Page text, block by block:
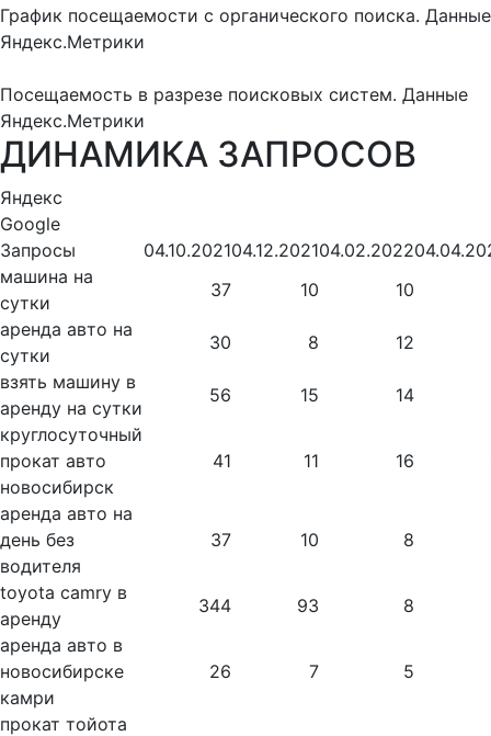
График посещаемости с органического поиска. Данные
Яндекс.Метрики
Посещаемость в разрезе поисковых систем. Данные
Яндекс.Метрики
ДИНАМИКА ЗАПРОСОВ
Яндекс
Google
Запросы
04.10.202104.12.202104.02.2022
машина на
сутки
37 10
10
аренда авто на
сутки
30 8
12
взять машину в
аренду на сутки
56 15
14
круглосуточный
прокат авто
новосибирск
41 11 16
аренда авто на
день без
водителя
37 10 8
toyota camry в
аренду
344 93
8
аренда авто в
новосибирске
камри
26 7 5
прокат тойота